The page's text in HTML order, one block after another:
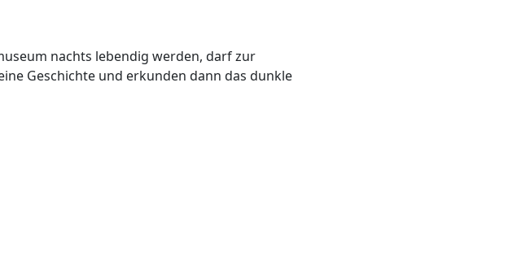
nachts lebendig werden, darf zur
Geschichte und erkunden dann das dunkle